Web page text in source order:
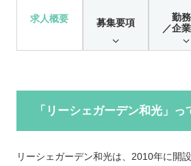
求人概要 募集要項
勤
／企
「リーシェガーデン和光」っ
リーシェガーデン和光は、2010年に開